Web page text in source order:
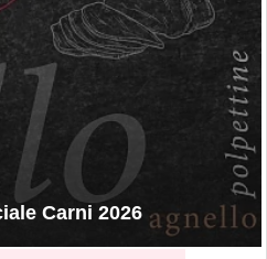
Carni 2026